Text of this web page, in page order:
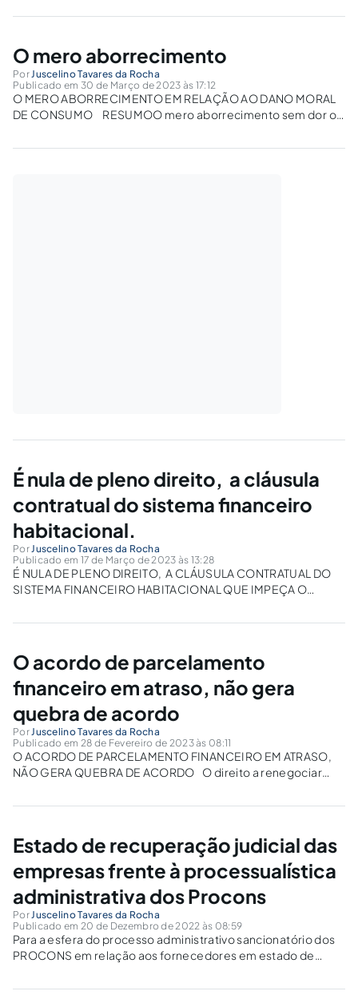
evolutivos na proteção dos direito dos consumidores em sua
O mero aborrecimento
PorJuscelino Tavares da Rocha
Publicado em 30 de Março de 2023 às 17:12
O MERO ABORRECIMENTO EM RELAÇÃO AO DANO MORAL
DE CONSUMO RESUMOO mero aborrecimento sem dor ou
que o mero aborrecimento, acarreta evento espontâneo,
É nula de pleno direito, a cláusula
contratual do sistema financeiro
habitacional.
PorJuscelino Tavares da Rocha
Publicado em 17 de Março de 2023 às 13:28
É NULA DE PLENO DIREITO, A CLÁUSULA CONTRATUAL DO
SISTEMA FINANCEIRO HABITACIONAL QUE IMPEÇA O
ESTABELEÇAM PRAZOS DE CARÊNCIAS POR
14.181/2021 )...
O acordo de parcelamento
financeiro em atraso, não gera
quebra de acordo
PorJuscelino Tavares da Rocha
Publicado em 28 de Fevereiro de 2023 às 08:11
O ACORDO DE PARCELAMENTO FINANCEIRO EM ATRASO,
NÃO GERA QUEBRA DE ACORDO O direito a renegociar
com o parcelamento, depende da concordância do credor,
Estado de recuperação judicial das
empresas frente à processualística
administrativa dos Procons
PorJuscelino Tavares da Rocha
Publicado em 20 de Dezembro de 2022 às 08:59
Para a esfera do processo administrativo sancionatório dos
PROCONS em relação aos fornecedores em estado de
da Lei n.º.11.101/2005 c/c Art.28, Caput do CDC ), independe